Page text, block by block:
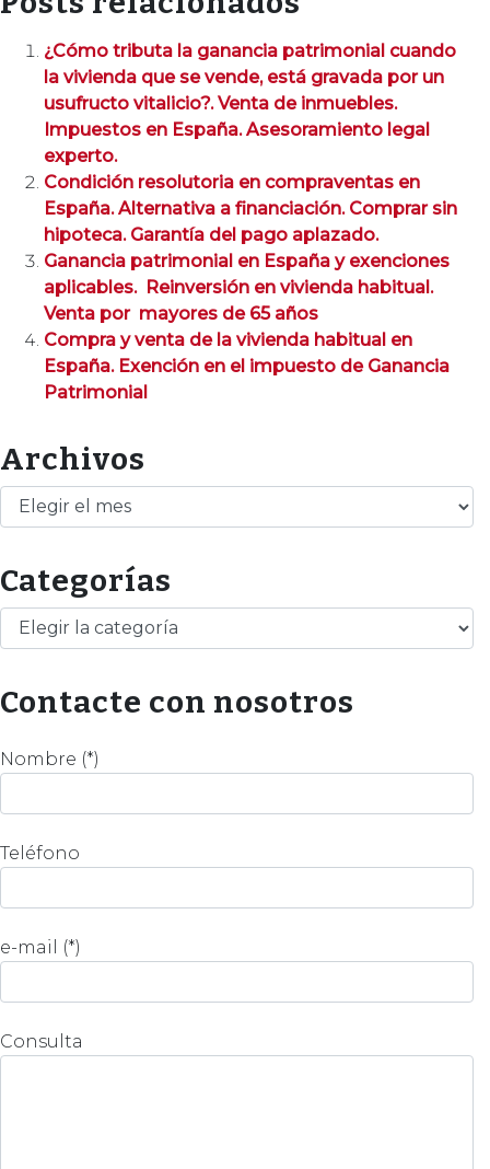
¿Cómo tributa la ganancia patrimonial cuando
la vivienda que se vende, está gravada por un
usufructo vitalicio?. Venta de inmuebles.
Impuestos en España. Asesoramiento legal
experto.
Condición resolutoria en compraventas en
España. Alternativa a financiación. Comprar sin
hipoteca. Garantía del pago aplazado.
Ganancia patrimonial en España y exenciones
aplicables. Reinversión en vivienda habitual.
Venta por mayores de 65 años
Compra y venta de la vivienda habitual en
España. Exención en el impuesto de Ganancia
Patrimonial
Archivos
Archivos
Categorías
Categorías
Contacte con nosotros
Nombre (*)
Teléfono
e-mail (*)
Consulta